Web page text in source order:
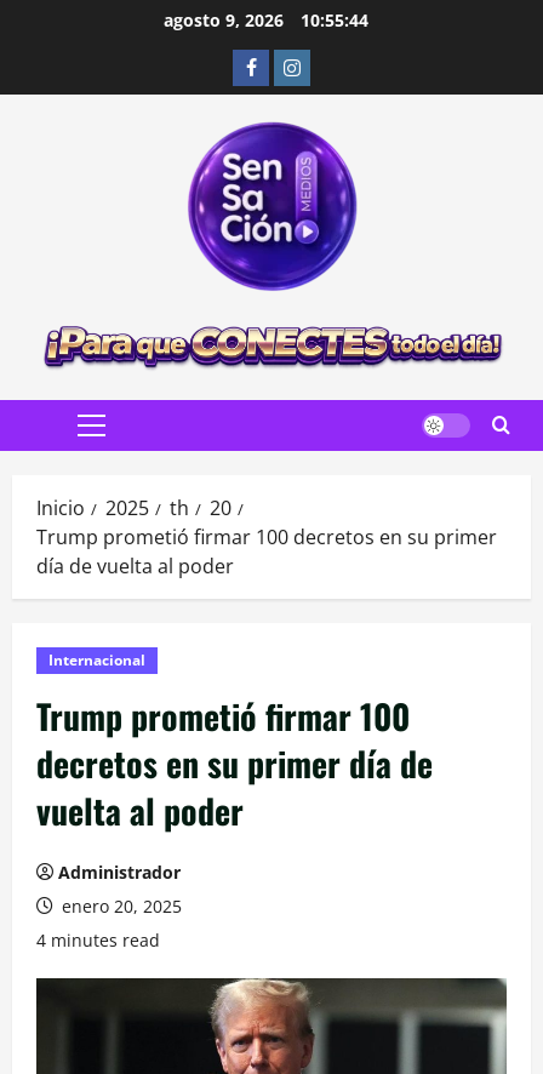
agosto 9, 2026 10:55:46
FacebookInstagram
Menú
Inicio 2025 th
20
Trump prometió firmar 100 decretos en su primer
día de vuelta al poder
Internacional
Trump prometió firmar 100
decretos en su primer día de
vuelta al poder
Administrador
enero 20, 2025
4 minutes read